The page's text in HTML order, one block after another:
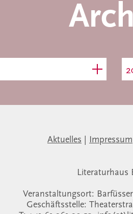
Aktuelles Impressum
Literaturhaus
Veranstaltungsort:
Geschäftsstelle: